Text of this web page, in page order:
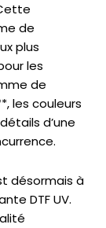
de
plus
les
de
les couleurs
d’une
désormais à
DTF UV.